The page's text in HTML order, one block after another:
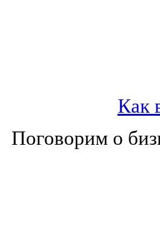
Как
Поговорим о